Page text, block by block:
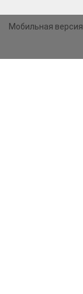
Мобильная версия